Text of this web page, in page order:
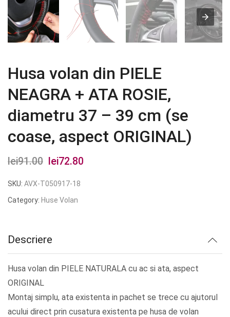
Husa volan din PIELE
NEAGRA + ATA ROSIE,
diametru 37 – 39 cm (se
coase, aspect ORIGINAL)
lei91.00
Prețul
inițial
a
lei72.80
SKU: AVX-T050917-18
Category: Huse Volan
Descriere
Husa volan din PIELE NATURALA cu ac si ata, aspect
ORIGINAL
Montaj simplu, ata existenta in pachet se trece cu ajutorul
acului direct prin cusatura existenta pe husa de volan